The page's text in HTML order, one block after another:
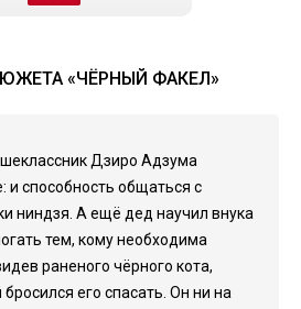
«ЧЁРНЫЙ ФАКЕЛ»
Дзиро Адзума
и способность общаться с
ниндзя. А ещё дед научил внука
тем, кому необходима
раненого чёрного кота,
его спасать. Он ни на